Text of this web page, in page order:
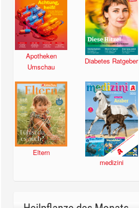
Apotheken
Umschau
Diabetes Ratgeber
Eltern
medizini